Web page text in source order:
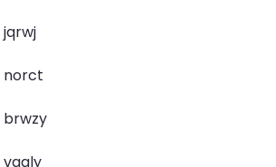
jqrwj
norct
brwzy
vgaly